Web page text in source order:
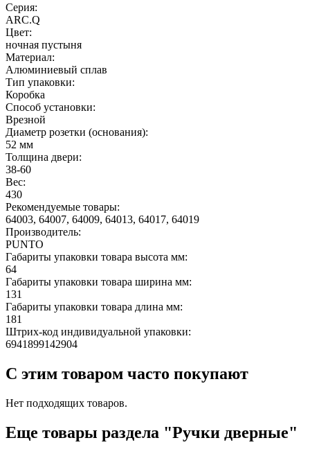
Серия:
ARC.Q
Цвет:
ночная пустыня
Материал:
Алюминиевый сплав
Тип упаковки:
Коробка
Способ установки:
Врезной
Диаметр розетки (основания):
52 мм
Толщина двери:
38-60
Вес:
430
Рекомендуемые товары:
64003, 64007, 64009, 64013, 64017, 64019
Производитель:
PUNTO
Габариты упаковки товара высота мм:
64
Габариты упаковки товара ширина мм:
131
Габариты упаковки товара длина мм:
181
Штрих-код индивидуальной упаковки:
6941899142904
С этим товаром часто покупают
Нет подходящих товаров.
Еще товары раздела "Ручки дверные"